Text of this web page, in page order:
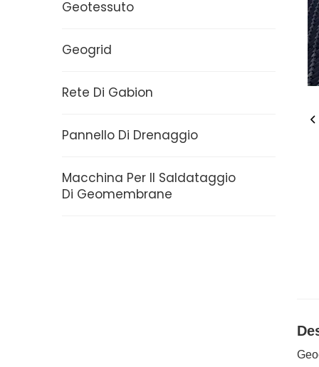
Geotessuto
Geogrid
Rete Di Gabion
Pannello Di Drenaggio
Macchina Per Il Saldataggio
Di Geomembrane